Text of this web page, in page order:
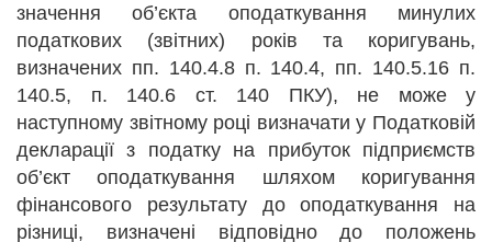
значення об’єкта оподаткування минулих
податкових (звітних) років та коригувань,
визначених пп. 140.4.8 п. 140.4, пп. 140.5.16 п.
140.5, п. 140.6 ст. 140 ПКУ), не може у
наступному звітному році визначати у Податковій
декларації з податку на прибуток підприємств
об’єкт оподаткування шляхом коригування
фінансового результату до оподаткування на
різниці, визначені відповідно до положень